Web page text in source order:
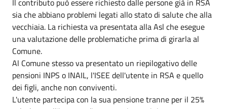
sia che abbiano problemi legati allo stato di salute che alla
vecchiaia. La richiesta va presentata alla Asl che esegue
una valutazione delle problematiche prima di girarla al
Comune.
Al Comune stesso va presentato un riepilogativo delle
pensioni INPS o INAIL, l'ISEE dell'utente in RSA e quello
dei figli, anche non conviventi.
L'utente partecipa con la sua pensione tranne per il 25%